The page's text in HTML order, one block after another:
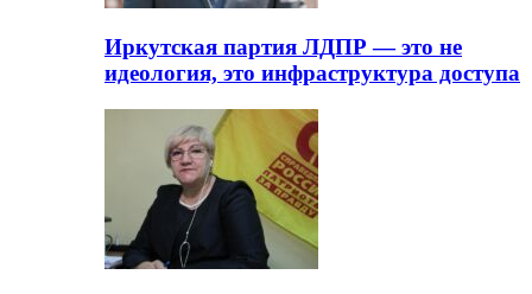
Иркутская партия ЛДПР — это не
идеология, это инфраструктура доступа